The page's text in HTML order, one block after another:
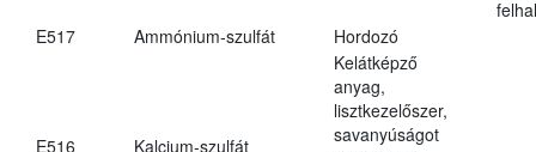
E517
Ammónium-szulfát Hordozó
E516 Kalcium-szulfát
Kelátképző
anyag,
lisztkezelőszer,
savanyúságot